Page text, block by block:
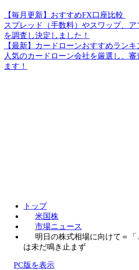
【毎月更新】おすすめFX口座比較
スプレッド（手数料）やスワップ、ア
を調査し決定しました！
【最新】カードローンおすすめランキ
人気のカードローン会社を厳選し、
ます！
トップ
米国株
市場ニュース
明日の株式相場に向けて＝
は未だ鳴き止まず
PC版を表示